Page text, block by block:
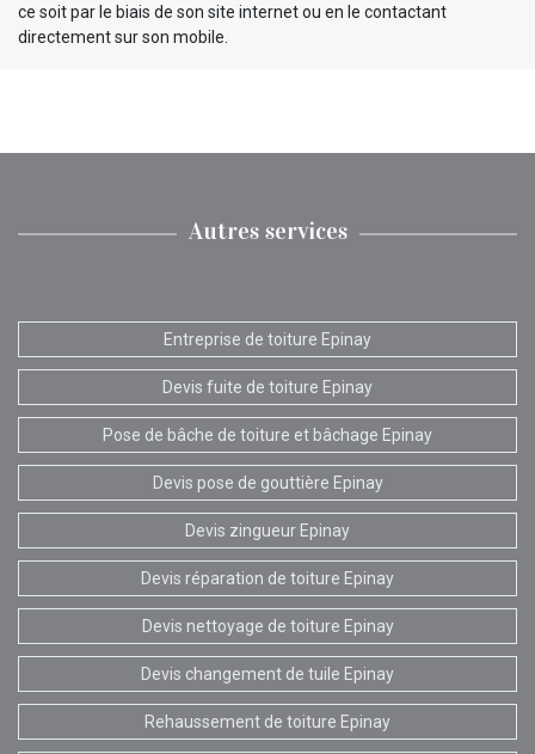
ce soit par le biais de son site internet ou en le contactant
directement sur son mobile.
Autres services
Entreprise de toiture Epinay
Devis fuite de toiture Epinay
Pose de bâche de toiture et bâchage Epinay
Devis pose de gouttière Epinay
Devis zingueur Epinay
Devis réparation de toiture Epinay
Devis nettoyage de toiture Epinay
Devis changement de tuile Epinay
Rehaussement de toiture Epinay